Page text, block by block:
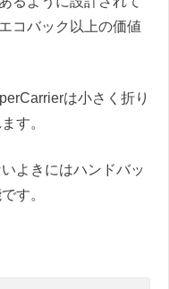
コバック以上の価値
は小さく折り
す。
よきにはハンドバッ
す。